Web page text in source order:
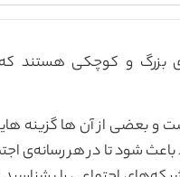
و کوچکی هستند که
و بعضی از آن ها گزینه
باعث شود تا در هر رسانه‌ی